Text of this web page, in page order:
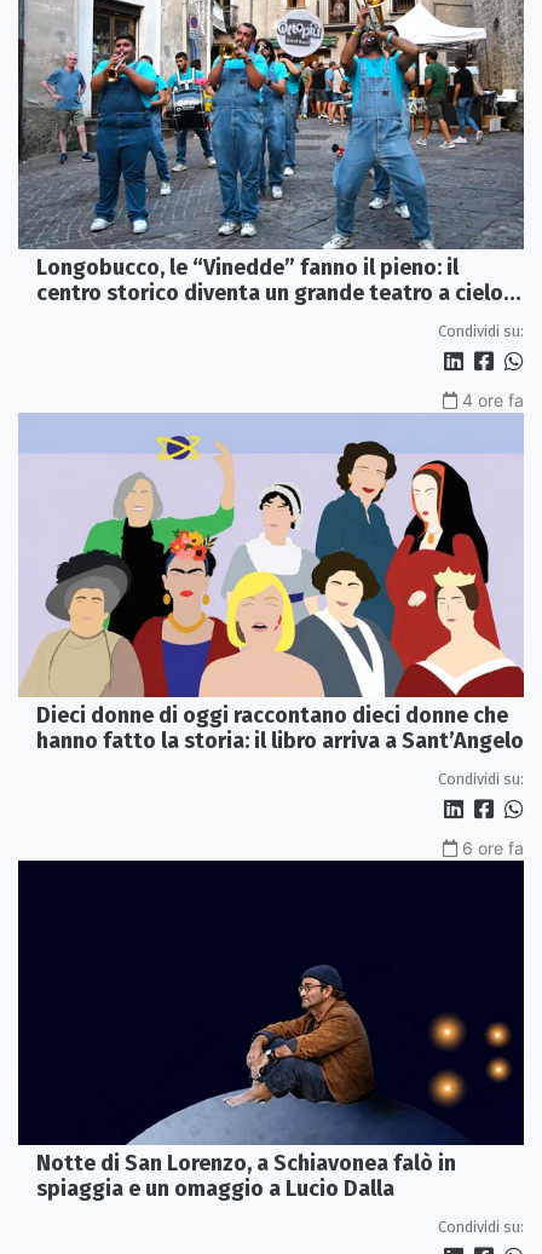
Longobucco, le “Vinedde” fanno il pieno: il
centro storico diventa un grande teatro a cielo
Condividi su:
4 ore fa
Dieci donne di oggi raccontano dieci donne che
hanno fatto la storia: il libro arriva a Sant’Angelo
Condividi su:
6 ore fa
Notte di San Lorenzo, a Schiavonea falò in
spiaggia e un omaggio a Lucio Dalla
Condividi su: